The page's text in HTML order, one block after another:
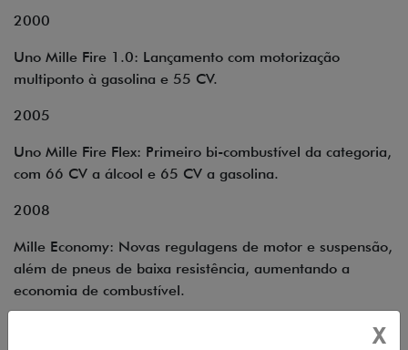
2000
Uno Mille Fire 1.0: Lançamento com motorização
multiponto à gasolina e 55 CV.
2005
Uno Mille Fire Flex: Primeiro bi-combustível da categoria,
com 66 CV a álcool e 65 CV a gasolina.
2008
Mille Economy: Novas regulagens de motor e suspensão,
além de pneus de baixa resistência, aumentando a
economia de combustível.
X